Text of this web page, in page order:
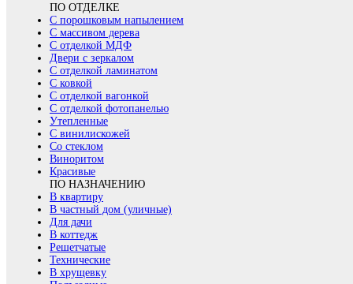
ПО ОТДЕЛКЕ
С порошковым напылением
С массивом дерева
С отделкой МДФ
Двери с зеркалом
С отделкой ламинатом
С ковкой
С отделкой вагонкой
С отделкой фотопанелью
Утепленные
С винилискожей
Со стеклом
Виноритом
Красивые
ПО НАЗНАЧЕНИЮ
В квартиру
В частный дом (уличные)
Для дачи
В коттедж
Решетчатые
Технические
В хрущевку